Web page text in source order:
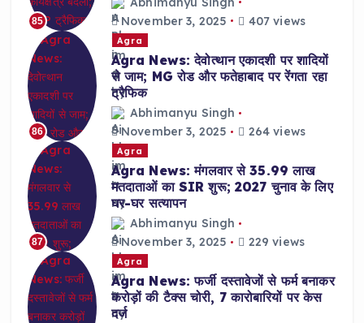
85
November 3, 2025
407 views
86
Agra
Agra News: देवोत्थान एकादशी पर शादियों
से जाम; MG रोड और फतेहाबाद पर रेंगता रहा
ट्रैफिक
Abhimanyu Singh
November 3, 2025
264 views
87
Agra
Agra News: मंगलवार से 35.99 लाख
मतदाताओं का SIR शुरू; 2027 चुनाव के लिए
घर-घर सत्यापन
Abhimanyu Singh
November 3, 2025
229 views
Agra
Agra News: फर्जी दस्तावेजों से फर्म बनाकर
करोड़ों की टैक्स चोरी, 7 कारोबारियों पर केस
दर्ज